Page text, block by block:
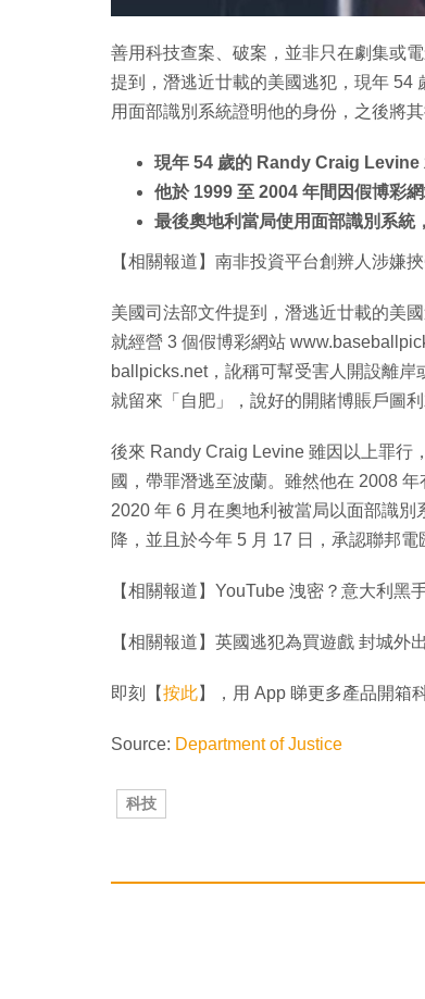
善用科技查案、破案，並非只在劇集或
提到，潛逃近廿載的美國逃犯，現年 54
用面部識別系統證明他的身份，之後將其
現年 54 歲的 Randy Craig Levine
他於 1999 至 2004 年間因假博彩
最後奧地利當局使用面部識別系統
【相關報道】南非投資平台創辨人涉嫌
美國司法部文件提到，潛逃近廿載的美
就經營 3 個假博彩網站
ballpicks.net，訛稱可幫受害人開設離
就留來「自肥」，說好的開賭博賬戶圖
後來 Randy Craig Levine 雖因以上罪行
國，帶罪潛逃至波蘭。雖然他在 2008
2020 年 6 月在奧地利被當局以面部識
降，並且於今年 5 月 17 日，承認聯邦電
【相關報道】YouTube 洩密？意大利黑
【相關報道】英國逃犯為買遊戲 封城外
即刻【按此】，用 App 睇更多產品開箱
Source: Department of Justice
科技